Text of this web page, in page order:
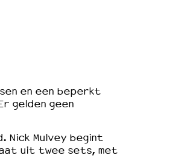
en een beperkt
gelden geen
Nick Mulvey begint
uit twee sets, met